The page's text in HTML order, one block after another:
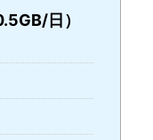
日）